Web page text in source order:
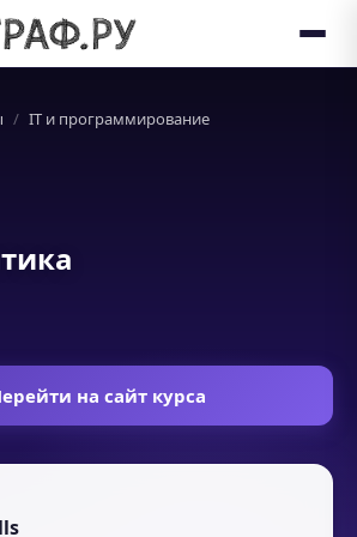
IT и программирование
на сайт курса